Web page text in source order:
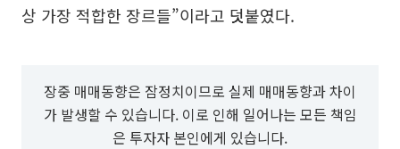
상 가장 적합한 장르들”이라고 덧붙였다.
장중 매매동향은 잠정치이므로 실제 매매동향과 차이
가 발생할 수 있습니다. 이로 인해 일어나는 모든 책임
은 투자자 본인에게 있습니다.